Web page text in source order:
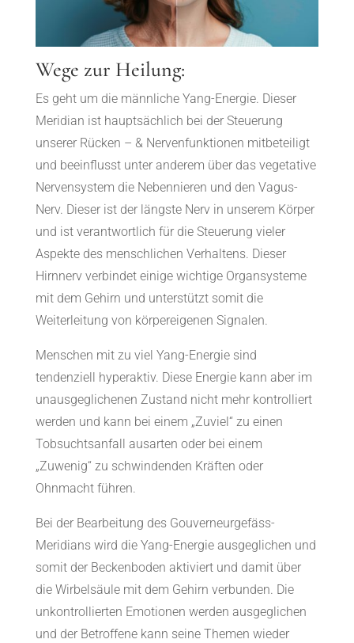
Wege zur Heilung:
Es geht um die männliche Yang-Energie. Dieser
Meridian ist hauptsächlich bei der Steuerung
unserer Rücken – & Nervenfunktionen mitbeteiligt
und beeinflusst unter anderem über das vegetative
Nervensystem die Nebennieren und den Vagus-
Nerv. Dieser ist der längste Nerv in unserem Körper
und ist verantwortlich für die Steuerung vieler
Aspekte des menschlichen Verhaltens. Dieser
Hirnnerv verbindet einige wichtige Organsysteme
mit dem Gehirn und unterstützt somit die
Weiterleitung von körpereigenen Signalen.
Menschen mit zu viel Yang-Energie sind
tendenziell hyperaktiv. Diese Energie kann aber im
unausgeglichenen Zustand nicht mehr kontrolliert
werden und kann bei einem „Zuviel“ zu einen
Tobsuchtsanfall ausarten oder bei einem
„Zuwenig“ zu schwindenden Kräften oder
Ohnmacht führen.
Bei der Bearbeitung des Gouverneurgefäss-
Meridians wird die Yang-Energie ausgeglichen und
somit der Beckenboden aktiviert und damit über
die Wirbelsäule mit dem Gehirn verbunden. Die
unkontrollierten Emotionen werden ausgeglichen
und der Betroffene kann seine Themen wieder